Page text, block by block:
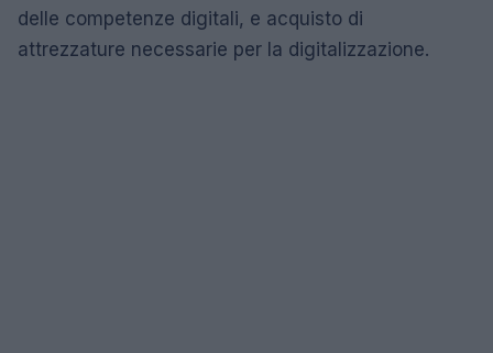
delle competenze digitali, e acquisto di
attrezzature necessarie per la digitalizzazione.